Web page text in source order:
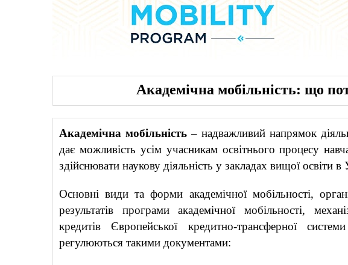
Академічна мобільність: що
Академічна мобільність – надважливий напрямок
дає можливість усім учасникам освітнього процесу
здійснювати наукову діяльність у закладах вищої освіти
Основні види та форми академічної мобільності,
результатів програми академічної мобільності,
кредитів Європейської кредитно-трансферної
регулюються такими документами: